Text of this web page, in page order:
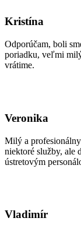
Kristína
Odporúčam, boli
poriadku, veľmi
vrátime.
Veronika
Milý a
niektoré služby, ale
ústretovým
Vladimír